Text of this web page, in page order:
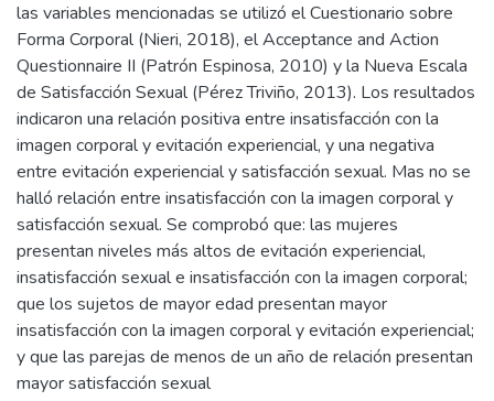
las variables mencionadas se utilizó el Cuestionario sobre
Forma Corporal (Nieri, 2018), el Acceptance and Action
Questionnaire II (Patrón Espinosa, 2010) y la Nueva Escala
de Satisfacción Sexual (Pérez Triviño, 2013). Los resultados
indicaron una relación positiva entre insatisfacción con la
imagen corporal y evitación experiencial, y una negativa
entre evitación experiencial y satisfacción sexual. Mas no se
halló relación entre insatisfacción con la imagen corporal y
satisfacción sexual. Se comprobó que: las mujeres
presentan niveles más altos de evitación experiencial,
insatisfacción sexual e insatisfacción con la imagen corporal;
que los sujetos de mayor edad presentan mayor
insatisfacción con la imagen corporal y evitación experiencial;
y que las parejas de menos de un año de relación presentan
mayor satisfacción sexual